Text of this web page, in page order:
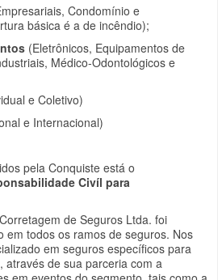
Condomínio e
básica é a de incêndio);
(Eletrônicos, Equipamentos de
Médico-Odontológicos e
e Coletivo)
e Internacional)
pela Conquiste está o
Civíl para
de Seguros Ltda. foi
em todos os ramos de seguros. Nos
em seguros específicos para
através de sua parceria com a